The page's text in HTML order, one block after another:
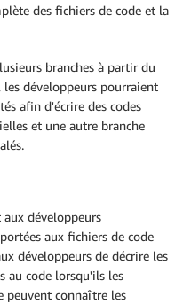
des fichiers de code et la
branches à partir du
développeurs pourraient
afin d'écrire des codes
et une autre branche
développeurs
aux fichiers de code
développeurs de décrire les
au code lorsqu'ils les
peuvent connaître les